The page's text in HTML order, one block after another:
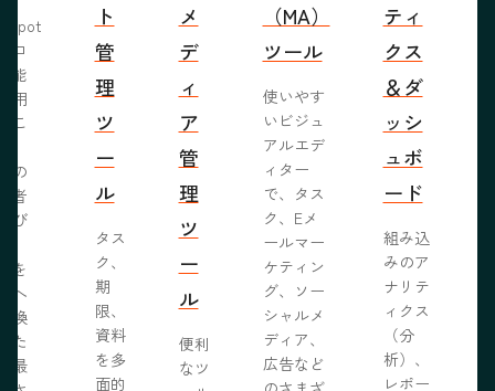
ロ
能
用
こ
の
者
び
を
へ
換
た
最
ト
管
理
ツ
ー
ル
タス
ク、
期
限、
資料
を多
面的
メ
デ
ィ
ア
管
理
ツ
ー
ル
便利
なツ
（MA）
ツール
使いやす
いビジュ
アルエデ
ィター
で、タス
ク、Eメ
ールマー
ケティン
グ、ソー
シャルメ
ディア、
広告など
ティ
クス
＆ダ
ッシ
ュボ
ード
組み込
みのア
ナリテ
ィクス
（分
析）、
レポー